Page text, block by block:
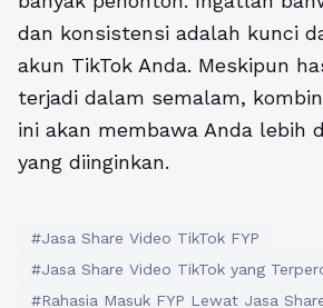
dan konsistensi adalah kunci
akun TikTok Anda. Meskipun
terjadi dalam semalam,
ini akan membawa Anda lebih
yang diinginkan.
#Jasa Share Video TikTok FYP
#Jasa Share Video TikTok yang
#Rahasia Masuk FYP Lewat Jasa